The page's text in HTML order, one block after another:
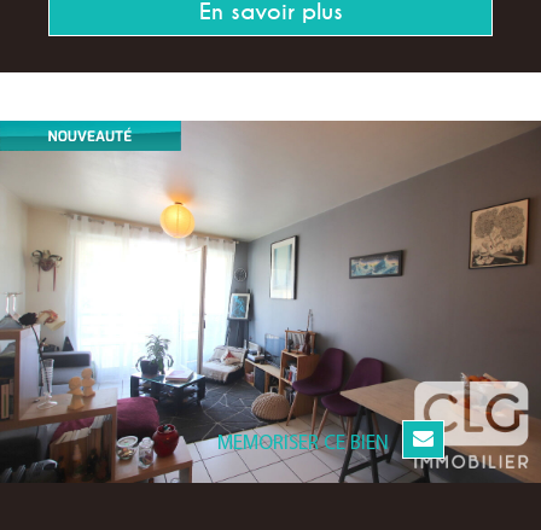
En savoir plus
MEMORISER CE BIEN